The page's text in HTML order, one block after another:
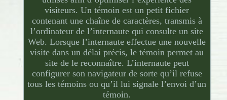
visiteurs. Un témoin est un petit fichier
contenant une chaîne de caractères, transmis à
l’ordinateur de l’internaute qui consulte un site
Web. Lorsque l’internaute effectue une nouvelle
visite dans un délai précis, le témoin permet au
site de le reconnaître. L’internaute peut
configurer son navigateur de sorte qu’il refuse
tous les témoins ou qu’il lui signale l’envoi d’un
témoin.